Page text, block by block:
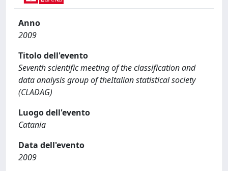
Anno
2009
Titolo dell'evento
Seventh scientific meeting of the classification and
data analysis group of theItalian statistical society
(CLADAG)
Luogo dell'evento
Catania
Data dell'evento
2009